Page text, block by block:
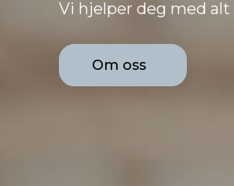
Vi hjelper deg med
Om oss